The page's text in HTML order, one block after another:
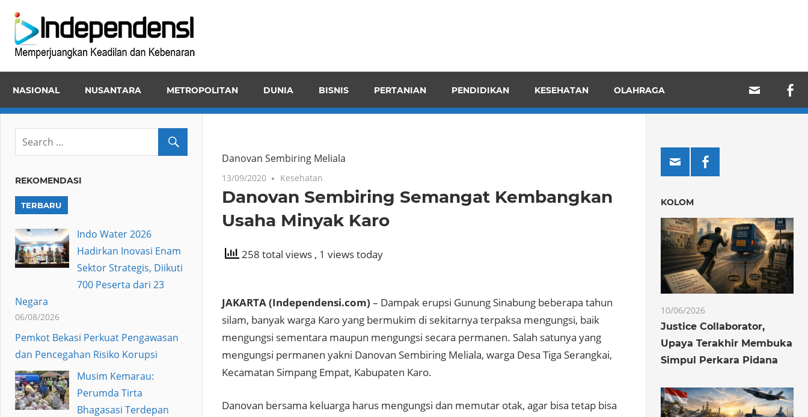
content
dan
NASIONAL NUSANTARA METROPOLITAN DUNIA BISNIS PERTANIAN PENDIDIKAN KESEHATAN OLAHRAGA
Danovan Sembiring Meliala
13/09/2020 Kesehatan
Danovan Sembiring Semangat Kembangkan
Usaha Minyak Karo
258 total views , 1 views today
JAKARTA (Independensi.com) – Dampak erupsi Gunung Sinabung beberapa tahun
silam, banyak warga Karo yang bermukim di sekitarnya terpaksa mengungsi, baik
mengungsi sementara maupun mengungsi secara permanen. Salah satunya yang
mengungsi permanen yakni Danovan Sembiring Meliala, warga Desa Tiga Serangkai,
Kecamatan Simpang Empat, Kabupaten Karo.
Danovan bersama keluarga harus mengungsi dan memutar otak, agar bisa tetap bisa
REKOMENDASI
TERBARU
Indo Water 2026
Hadirkan Inovasi Enam
Sektor Strategis, Diikuti
700 Peserta dari 23
Negara
06/08/2026
Pemkot Bekasi Perkuat Pengawasan
dan Pencegahan Risiko Korupsi
Musim Kemarau:
Perumda Tirta
Bhagasasi Terdepan
KOLOM
10/06/2026
Justice Collaborator,
Upaya Terakhir Membuka
Simpul Perkara Pidana